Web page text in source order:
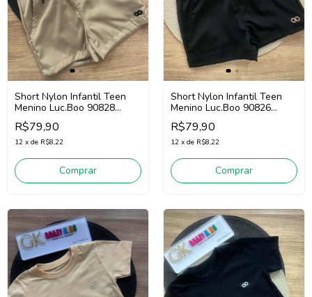
Short Nylon Infantil Teen
Menino Luc.Boo 90828
(Bege)
R$79,90
12 x de R$8,22
Comprar
Short Nylon Infantil Teen
Menino Luc.Boo 90826
(Preto)
R$79,90
12 x de R$8,22
Comprar